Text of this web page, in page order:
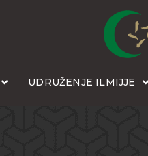
UDRUŽENJE ILMIJJE